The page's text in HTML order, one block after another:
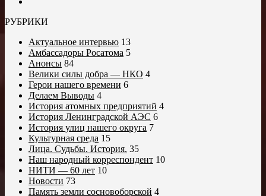
РУБРИКИ
Актуальное интервью 13
Амбассадоры Росатома 5
Анонсы 84
Велики силы добра — НКО 4
Герои нашего времени 6
Делаем Выводы 4
История атомных предприятий 4
История Ленинградской АЭС 6
История улиц нашего округа 7
Культурная среда 15
Лица. Судьбы. История. 35
Наш народный корреспондент 10
НИТИ — 60 лет 10
Новости 73
Память земли сосновоборской 4